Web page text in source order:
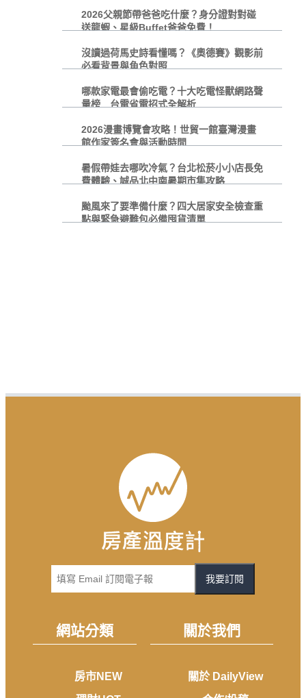
2026父親節帶爸爸吃什麼？身分證對對碰
送龍蝦、星級Buffet爸爸免費！
沒讀過荷馬史詩看懂嗎？《奧德賽》觀影前
必看背景與角色對照
哪款家電最會偷吃電？十大吃電怪獸網路聲
量榜 台電省電招式全解析
2026漫畫博覽會攻略！世貿一館臺灣漫畫
館作家簽名會與活動時間
暑假帶娃去哪吹冷氣？台北松菸小小店長免
費體驗、誠品北中南暑期市集攻略
颱風來了要準備什麼？四大居家安全檢查重
點與緊急避難包必備囤貨清單
我要訂閱
網站分類
房市NEW
關於我們
關於 DailyView